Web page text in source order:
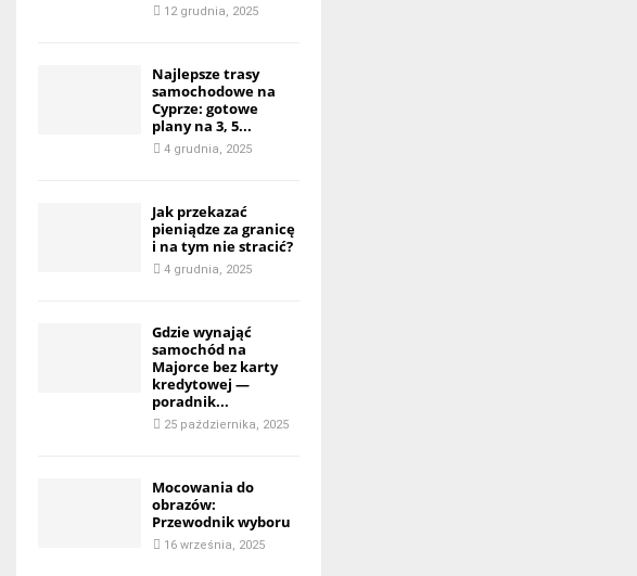
12 grudnia, 2025
Najlepsze trasy
samochodowe na
Cyprze: gotowe
plany na 3, 5...
4 grudnia, 2025
Jak przekazać
pieniądze za granicę
i na tym nie stracić?
4 grudnia, 2025
Gdzie wynająć
samochód na
Majorce bez karty
kredytowej —
poradnik...
25 października, 2025
Mocowania do
obrazów:
Przewodnik wyboru
16 września, 2025